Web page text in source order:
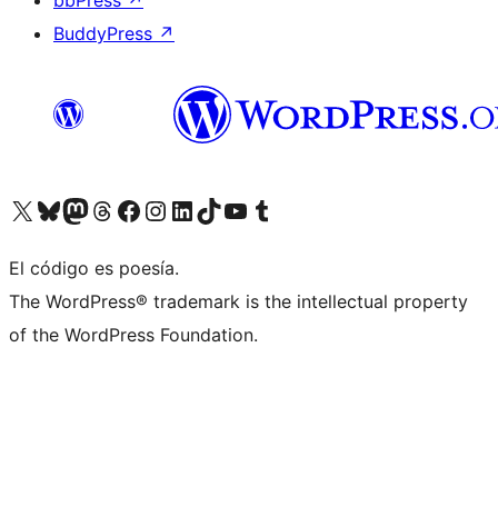
BuddyPress ↗
Visita nuestra cuenta de X (anteriormente Twitter)
Visit our Bluesky account
Visit our Mastodon account
Visit our Threads account
Visita nuestra página de Facebook
Visita nuestra cuenta de Instagram
Visita nuestra cuenta de LinkedIn
Visit our TikTok account
Visita nuestro canal de YouTube
Visit our Tumblr account
El código es poesía.
The WordPress® trademark is the intellectual property
of the WordPress Foundation.